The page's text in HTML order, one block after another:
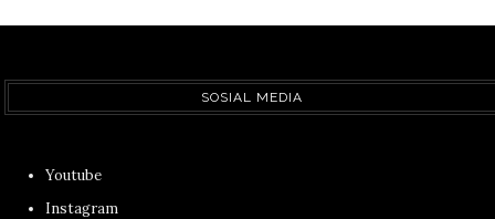
SOSIAL MEDIA
Youtube
Instagram